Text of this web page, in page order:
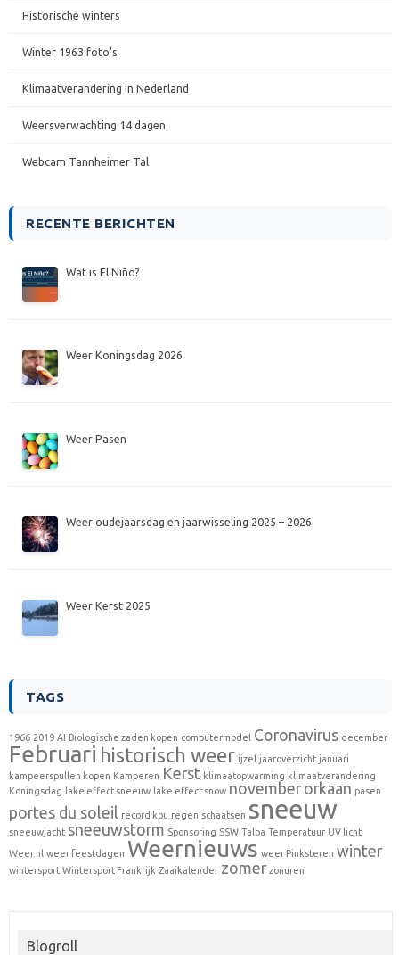
Historische winters
Winter 1963 foto’s
Klimaatverandering in Nederland
Weersverwachting 14 dagen
Webcam Tannheimer Tal
RECENTE BERICHTEN
Wat is El Niño?
Weer Koningsdag 2026
Weer Pasen
Weer oudejaarsdag en jaarwisseling 2025 – 2026
Weer Kerst 2025
TAGS
1966 2019 AI Biologische zaden kopen computermodel Coronavirus december
Februari historisch weer ijzel jaaroverzicht januari
kampeerspullen kopen Kamperen Kerst klimaatopwarming klimaatverandering
Koningsdag lake effect sneeuw lake effect snow november orkaan pasen
portes du soleil record kou regen schaatsen sneeuw
sneeuwjacht sneeuwstorm Sponsoring SSW Talpa Temperatuur UV licht
Weer.nl weer feestdagen Weernieuws weer Pinksteren winter
wintersport Wintersport Frankrijk Zaaikalender zomer zonuren
Blogroll